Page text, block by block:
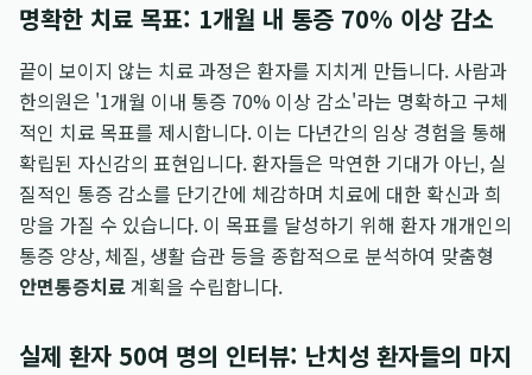
명확한 치료 목표: 1개월 내 통증 70% 이상 감소
끝이 보이지 않는 치료 과정은 환자를 지치게 만듭니다. 사람과
한의원은 '1개월 이내 통증 70% 이상 감소'라는 명확하고 구체
적인 치료 목표를 제시합니다. 이는 다년간의 임상 경험을 통해
확립된 자신감의 표현입니다. 환자들은 막연한 기대가 아닌, 실
질적인 통증 감소를 단기간에 체감하며 치료에 대한 확신과 희
망을 가질 수 있습니다. 이 목표를 달성하기 위해 환자 개개인의
통증 양상, 체질, 생활 습관 등을 종합적으로 분석하여 맞춤형
안면통증치료계획을 수립합니다.
실제 환자 50여 명의 인터뷰: 난치성 환자들의 마지